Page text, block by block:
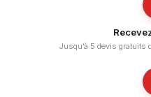
Jusqu’à 5 devis gratuits